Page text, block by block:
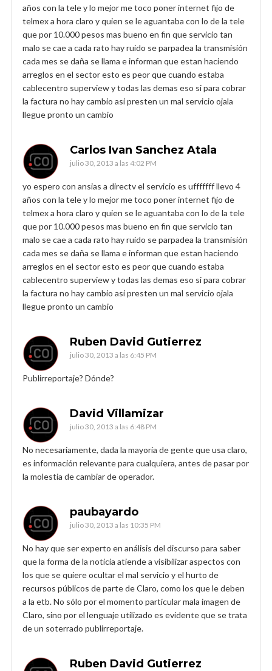
años con la tele y lo mejor me toco poner internet fijo de
telmex a hora claro y quien se le aguantaba con lo de la tele
que por 10.000 pesos mas bueno en fin que servicio tan
malo se cae a cada rato hay ruido se parpadea la transmisión
cada mes se daña se llama e informan que estan haciendo
arreglos en el sector esto es peor que cuando estaba
cablecentro superview y todas las demas eso si para cobrar
la factura no hay cambio asi presten un mal servicio ojala
llegue pronto un cambio
Carlos Ivan Sanchez Atala
julio 30, 2013 a las 4:02 PM
yo espero con ansias a directv el servicio es ufffffff llevo 4
años con la tele y lo mejor me toco poner internet fijo de
telmex a hora claro y quien se le aguantaba con lo de la tele
que por 10.000 pesos mas bueno en fin que servicio tan
malo se cae a cada rato hay ruido se parpadea la transmisión
cada mes se daña se llama e informan que estan haciendo
arreglos en el sector esto es peor que cuando estaba
cablecentro superview y todas las demas eso si para cobrar
la factura no hay cambio asi presten un mal servicio ojala
llegue pronto un cambio
Ruben David Gutierrez
julio 30, 2013 a las 6:45 PM
Publirreportaje? Dónde?
David Villamizar
julio 30, 2013 a las 6:48 PM
No necesariamente, dada la mayoría de gente que usa claro,
es información relevante para cualquiera, antes de pasar por
la molestia de cambiar de operador.
paubayardo
julio 30, 2013 a las 10:35 PM
No hay que ser experto en análisis del discurso para saber
que la forma de la noticia atiende a visibilizar aspectos con
los que se quiere ocultar el mal servicio y el hurto de
recursos públicos de parte de Claro, como los que le deben
a la etb. No sólo por el momento particular mala imagen de
Claro, sino por el lenguaje utilizado es evidente que se trata
de un soterrado publirreportaje.
Ruben David Gutierrez